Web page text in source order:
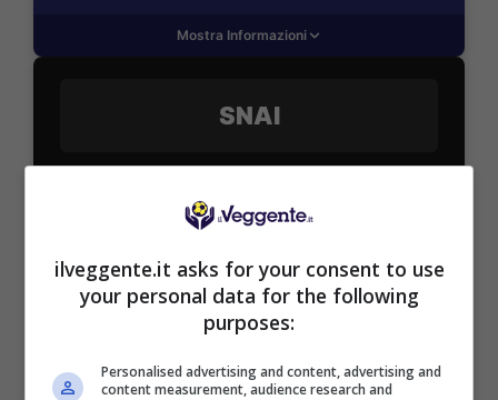
Mostra Informazioni
SNAI
50% sul deposito fino a 50€
1000€
VERIFICA
Mostra Informazioni
ilveggente.it asks for your consent to use
your personal data for the following
purposes:
Personalised advertising and content, advertising and
content measurement, audience research and